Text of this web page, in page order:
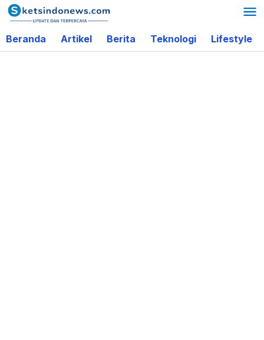
Lewati
ke
konten
Beranda Artikel Berita Teknologi Lifestyle